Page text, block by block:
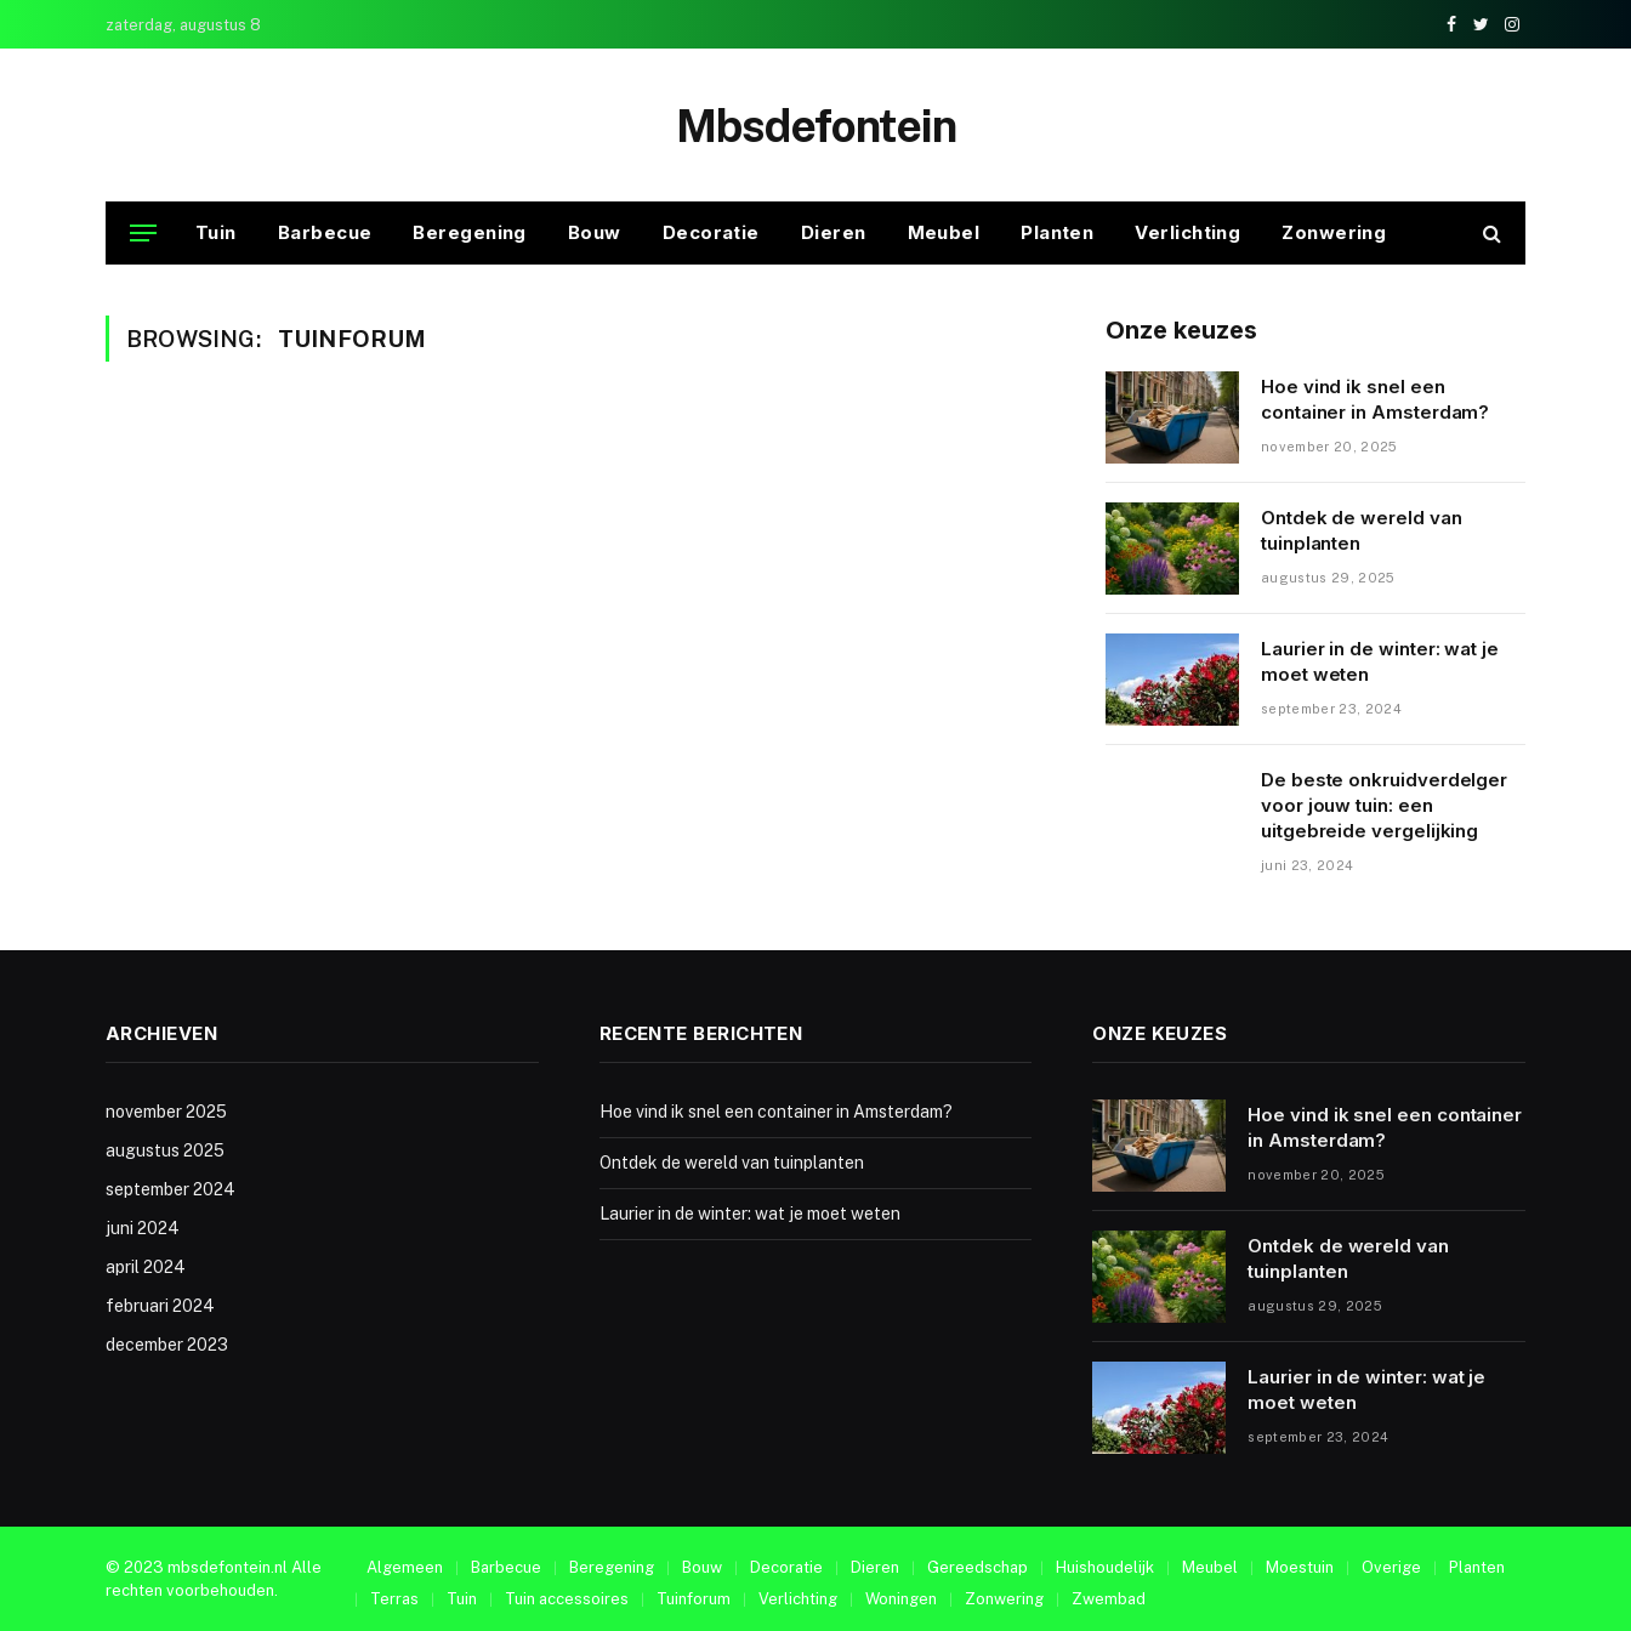
zaterdag, augustus 8
Facebook
TwitterInstagram
Mbsdefontein
Tuin Barbecue Beregening Bouw Decoratie Dieren Meubel Planten Verlichting Zonwering
BROWSING: TUINFORUM Onze keuzes
Hoe vind ik snel een
container in Amsterdam?
november 20, 2025
Ontdek de wereld van
tuinplanten
augustus 29, 2025
Laurier in de winter: wat je
moet weten
september 23, 2024
De beste onkruidverdelger
voor jouw tuin: een
uitgebreide vergelijking
juni 23, 2024
ARCHIEVEN
november 2025
augustus 2025
september 2024
juni 2024
april 2024
februari 2024
december 2023
RECENTE BERICHTEN
Hoe vind ik snel een container in Amsterdam?
Ontdek de wereld van tuinplanten
Laurier in de winter: wat je moet weten
ONZE KEUZES
Hoe vind ik snel een container
in Amsterdam?
november 20, 2025
Ontdek de wereld van
tuinplanten
augustus 29, 2025
Laurier in de winter: wat je
moet weten
september 23, 2024
© 2023 mbsdefontein.nl Alle
rechten voorbehouden.
Algemeen Barbecue Beregening Bouw Decoratie Dieren Gereedschap Huishoudelijk Meubel Moestuin Overige
Planten
Terras
Tuin Tuin accessoires Tuinforum Verlichting Woningen Zonwering Zwembad